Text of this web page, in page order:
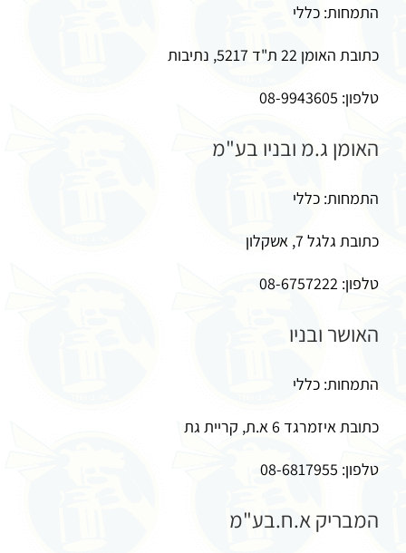
התמחות: כללי
כתובת האומן 22 ת"ד 5217, נתיבות
טלפון: 08-9943605
האומן ג.מ ובניו בע"מ
התמחות: כללי
כתובת גלגל 7, אשקלון
טלפון: 08-6757222
האושר ובניו
התמחות: כללי
כתובת איזמרגד 6 א.ת, קריית גת
טלפון: 08-6817955
המבריק א.ח.בע"מ